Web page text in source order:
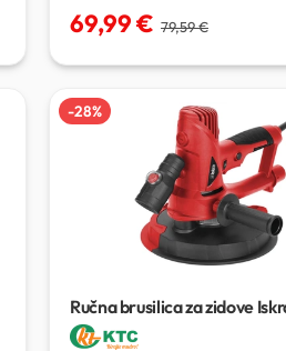
69,99 € 79,59 €
-28%
Ručna brusilica za zidove
180